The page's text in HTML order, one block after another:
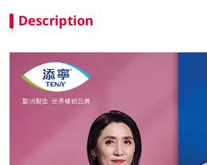
Description